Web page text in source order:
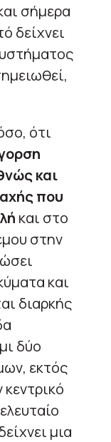
σήμερα
δείχνει
ότι
και
που
και στο
στην
και
διαρκής
δύο
εκτός
μια